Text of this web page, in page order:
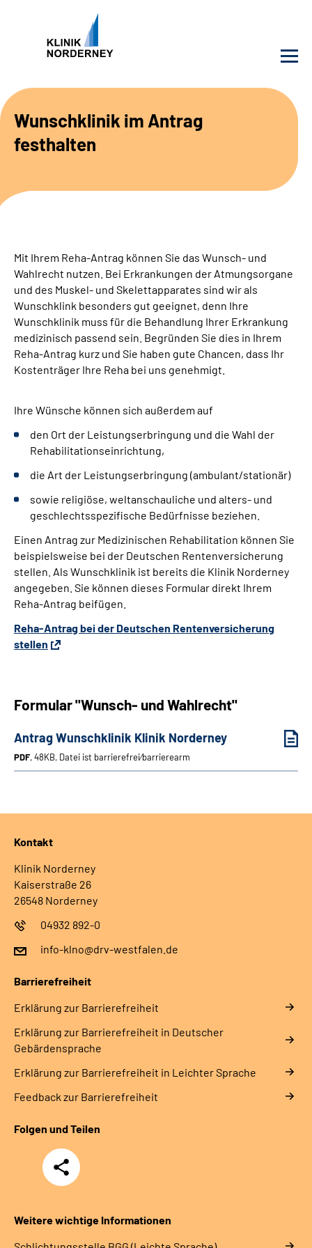
Unsere Angebote
Sozialdienste & Zuweisende
Suche
Leichte Sprache
Gebärdensprache
Wunschklinik im Antrag
festhalten
Mit Ihrem Reha-Antrag können Sie das Wunsch- und
Wahlrecht nutzen. Bei Erkrankungen der Atmungsorgane
und des Muskel- und Skelettapparates sind wir als
Wunschklink besonders gut geeignet, denn Ihre
Wunschklinik muss für die Behandlung Ihrer Erkrankung
medizinisch passend sein. Begründen Sie dies in Ihrem
Reha-Antrag kurz und Sie haben gute Chancen, dass Ihr
Kostenträger Ihre Reha bei uns genehmigt.
Ihre Wünsche können sich außerdem auf
den Ort der Leistungserbringung und die Wahl der
Rehabilitationseinrichtung,
die Art der Leistungserbringung (ambulant/stationär)
sowie religiöse, weltanschauliche und alters- und
geschlechtsspezifische Bedürfnisse beziehen.
Einen Antrag zur Medizinischen Rehabilitation können Sie
beispielsweise bei der Deutschen Rentenversicherung
stellen. Als Wunschklinik ist bereits die Klinik Norderney
angegeben. Sie können dieses Formular direkt Ihrem
Reha-Antrag beifügen.
Reha-Antrag bei der Deutschen Rentenversicherung
stellen
Formular "Wunsch- und Wahlrecht"
Antrag Wunschklinik Klinik Norderney
PDF, 48KB, Datei ist barrierefrei⁄barrierearm
Kontakt
Klinik Norderney
Kaiserstraße 26
26548 Norderney
04932 892-0
info-klno@drv-westfalen.de
Barrierefreiheit
Erklärung zur Barrierefreiheit
Erklärung zur Barrierefreiheit in Deutscher
Gebärdensprache
Erklärung zur Barrierefreiheit in Leichter Sprache
Feedback zur Barrierefreiheit
Folgen und Teilen
Teilen
Weitere wichtige Informationen